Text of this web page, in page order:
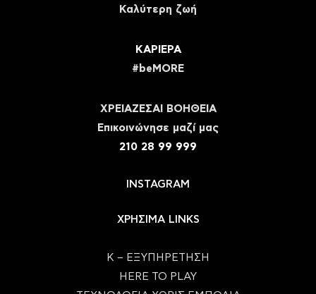
Καλύτερη ζωή
ΚΑΡΙΕΡΑ
#beMORE
ΧΡΕΙΑΖΕΣΑΙ ΒΟΗΘΕΙΑ
Eπικοινώνησε μαζί μας
210 28 99 999
INSTAGRAM
ΧΡΗΣΙΜΑ LINKS
Κ – ΕΞΥΠΗΡΕΤΗΣΗ
HERE TO PLAY